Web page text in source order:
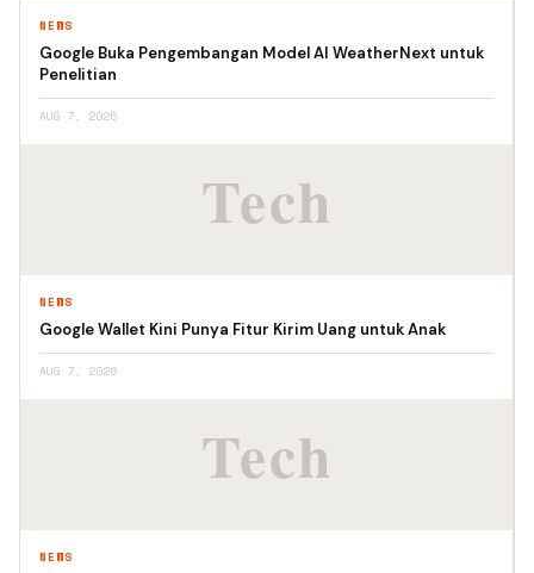
NEWS
Google Buka Pengembangan Model AI WeatherNext untuk
Penelitian
AUG 7, 2026
NEWS
Google Wallet Kini Punya Fitur Kirim Uang untuk Anak
AUG 7, 2026
NEWS